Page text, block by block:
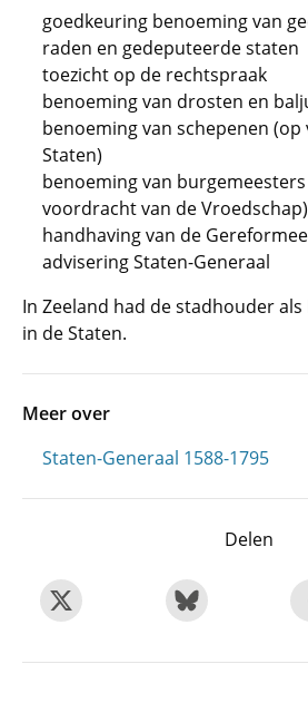
goedkeuring benoeming van
raden en gedeputeerde staten
toezicht op de rechtspraak
benoeming van drosten en
benoeming van schepenen
Staten)
benoeming van
voordracht van de Vroedschap)
handhaving van de
advisering Staten-Generaal
In Zeeland had de stadhouder
in de Staten.
Meer over
Staten-Generaal 1588-1795
Delen